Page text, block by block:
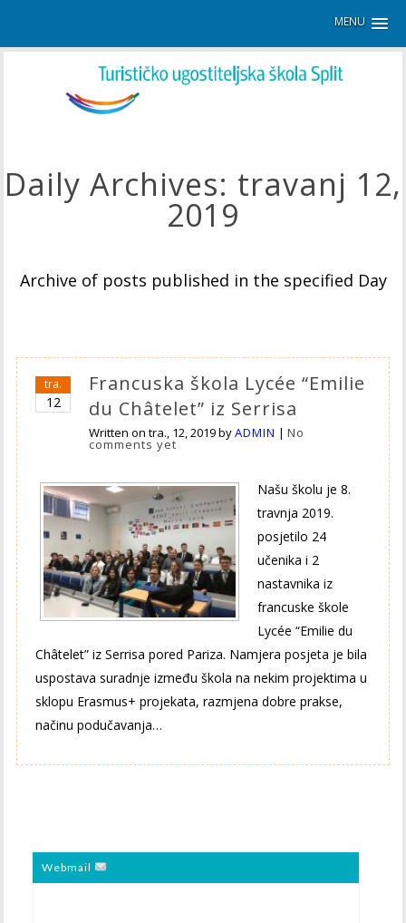
MENU
Daily Archives: travanj 12,
2019
Archive of posts published in the specified Day
tra.
12
Francuska škola Lycée “Emilie
du Châtelet” iz Serrisa
Written ontra., 12, 2019byADMIN |No
comments yet
Našu školu je 8.
travnja 2019.
posjetilo 24
učenika i 2
nastavnika iz
francuske škole
Lycée “Emilie du
Châtelet” iz Serrisa pored Pariza. Namjera posjeta je bila
uspostava suradnje između škola na nekim projektima u
sklopu Erasmus+ projekata, razmjena dobre prakse,
načinu podučavanja…
Webmail